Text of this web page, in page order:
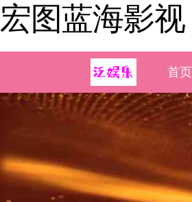
宏图蓝海影视
首页